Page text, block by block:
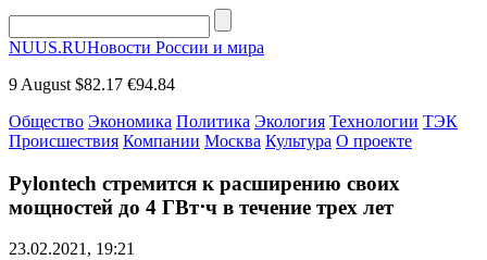
NUUS.RUНовости России и мира
9 August $82.17 €94.84
Общество Экономика Политика Экология Технологии ТЭК
Происшествия Компании Москва Культура О проекте
Pylontech стремится к расширению своих
мощностей до 4 ГВт⋅ч в течение трех лет
23.02.2021, 19:21